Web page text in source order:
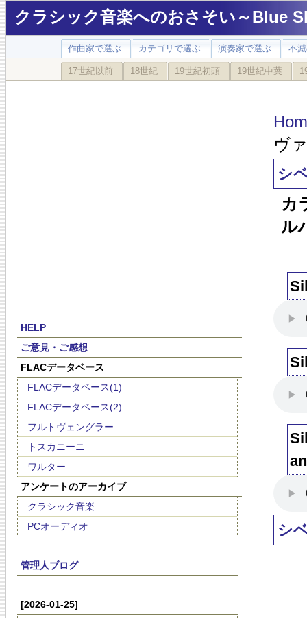
クラシック音楽へのおさそい～Blue
作曲家で選ぶ カテゴリで選ぶ 演奏家で選ぶ 不
17世紀以前 18世紀 19世紀初頭 19世紀中葉
HELP
ご意見・ご感想
FLACデータベース
FLACデータベース(1)
FLACデータベース(2)
フルトヴェングラー
トスカニーニ
ワルター
アンケートのアーカイブ
クラシック音楽
PCオーディオ
管理人ブログ
[2026-01-25]
ヴ
シ
カ
ル
シ